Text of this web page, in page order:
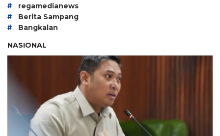
# regamedianews
# Berita Sampang
#
Bangkalan
NASIONAL